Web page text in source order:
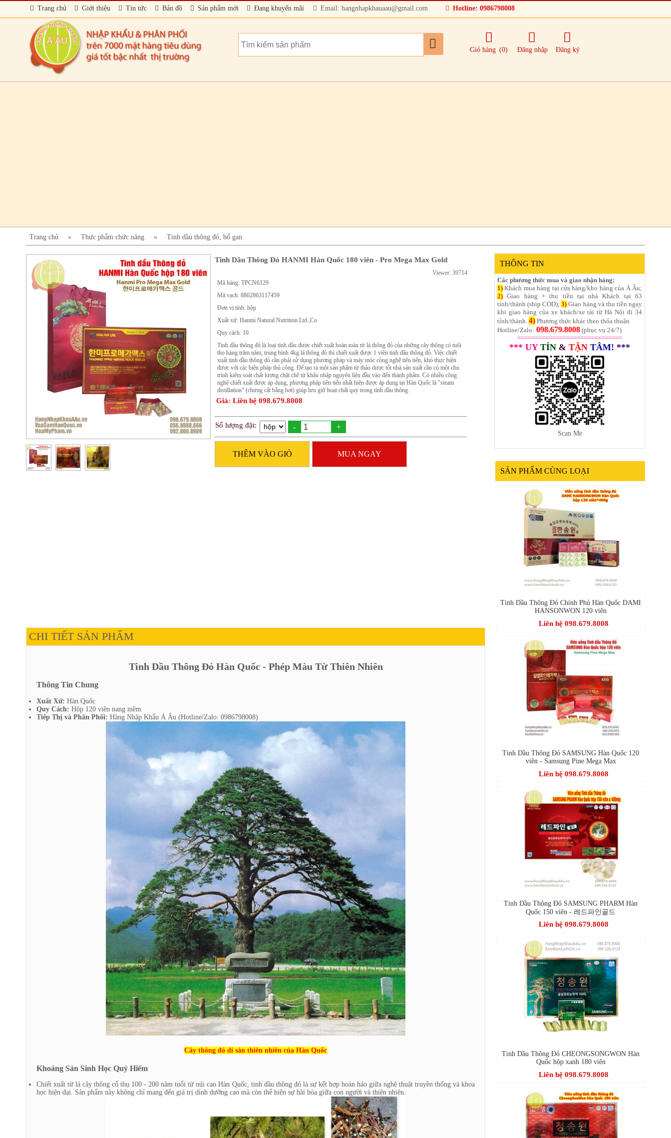
Trang chủ Giới thiệu Tin tức Bản đồ Sản phẩm mới Đang khuyến mãi Email: hangnhapkhauaau@gmail.com Hotline: 0986798008
Giỏ hàng (0) Đăng nhập Đăng ký
Trang chủ » Thực phẩm chức năng » Tinh dầu thông đỏ, bổ gan
Tinh Dầu Thông Đỏ HANMI Hàn Quốc 180 viên - Pro Mega Max Gold
Viewer: 39714
Mã hàng: TPCN6129
Mã vạch: 8802863117459
Đơn vị tính: hộp
Xuất xứ: Hanmi Natural Nutrition Ltd.,Co
Quy cách: 10
Tinh dầu thông đỏ là loại tinh dầu được chiết xuất hoàn toàn từ lá thông đỏ của những cây thông có tuổi
thọ hàng trăm năm, trung bình 4kg lá thông đỏ thì chiết xuất được 1 viên tinh dầu thông đỏ. Việc chiết
xuất tinh dầu thông đỏ cần phải sử dụng phương pháp và máy móc công nghệ tiên tiến, khó thực hiện
được với các biện pháp thủ công. Để tạo ra một sản phẩm từ thảo dược tốt nhà sản xuất cần có một chu
trình kiểm soát chất lượng chặt chẽ từ khâu nhập nguyên liệu đầu vào đến thành phẩm. Có nhiều công
nghệ chiết xuất được áp dụng, phương pháp tiên tiến nhất hiện được áp dụng tại Hàn Quốc là "steam
distillation" (chưng cất bằng hơi) giúp lưu giữ hoạt chất quý trong tinh dầu thông.
Giá: Liên hệ 098.679.8008
Số lượng đặt: - +
THÊM VÀO GIỎ MUA NGAY
CHI TIẾT SẢN PHẨM
Tinh Dầu Thông Đỏ Hàn Quốc - Phép Màu Từ Thiên Nhiên
Thông Tin Chung
Xuất Xứ: Hàn Quốc
Quy Cách: Hộp 120 viên nang mềm
Tiếp Thị và Phân Phối: Hàng Nhập Khẩu Á Âu (Hotline/Zalo: 0986798008)
Cây thông đỏ di sản thiên nhiên của Hàn Quốc
Khoáng Sản Sinh Học Quý Hiếm
Chiết xuất từ lá cây thông cổ thụ 100 - 200 năm tuổi từ núi cao Hàn Quốc, tinh dầu thông đỏ là sự kết hợp hoàn hảo giữa nghệ thuật truyền thống và khoa
học hiện đại. Sản phẩm này không chỉ mang đến giá trị dinh dưỡng cao mà còn thể hiện sự hài hòa giữa con người và thiên nhiên.
THÔNG TIN
Các phương thức mua và giao nhận hàng:
1) Khách mua hàng tại cửa hàng/kho hàng của Á Âu;
2) Giao hàng + thu tiền tại nhà Khách tại 63
tỉnh/thành (ship COD);3) Giao hàng và thu tiền ngay
khi giao hàng của xe khách/xe tải từ Hà Nội đi 34
tỉnh/thành. 4) Phương thức khác theo thỏa thuận
Hotline/Zalo: 098.679.8008 (phục vụ 24/7)
==============================
*** UY TÍN & TẬN TÂM! ***
Scan Me
SẢN PHẨM CÙNG LOẠI
Tinh Dầu Thông Đỏ Chính Phủ Hàn Quốc DAMI
HANSONWON 120 viên
Liên hệ 098.679.8008
Tinh Dầu Thông Đỏ SAMSUNG Hàn Quốc 120
viên - Samsung Pine Mega Max
Liên hệ 098.679.8008
Tinh Dầu Thông Đỏ SAMSUNG PHARM Hàn
Quốc 150 viên - 레드파인골드
Liên hệ 098.679.8008
Tinh Dầu Thông Đỏ CHEONGSONGWON Hàn
Quốc hộp xanh 180 viên
Liên hệ 098.679.8008